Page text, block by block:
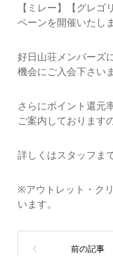
【ミレー】【グレ
ペーンを開催いたしま
好日山荘メンバーズ
機会にご入会下さいま
さらにポイント還元
ご案内しておりますの
詳しくはスタッフま
※アウトレット・ク
います。